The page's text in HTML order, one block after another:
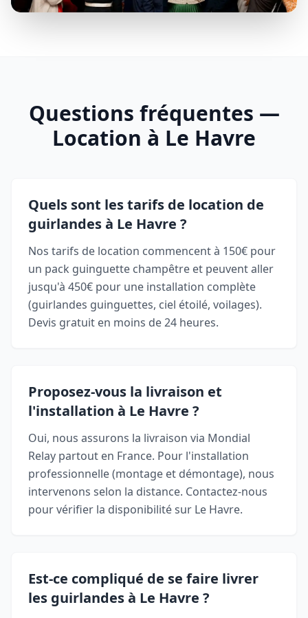
Questions fréquentes —
Location à Le Havre
Quels sont les tarifs de location de
guirlandes à Le Havre ?
Nos tarifs de location commencent à 150€ pour
un pack guinguette champêtre et peuvent aller
jusqu'à 450€ pour une installation complète
(guirlandes guinguettes, ciel étoilé, voilages).
Devis gratuit en moins de 24 heures.
Proposez-vous la livraison et
l'installation à Le Havre ?
Oui, nous assurons la livraison via Mondial
Relay partout en France. Pour l'installation
professionnelle (montage et démontage), nous
intervenons selon la distance. Contactez-nous
pour vérifier la disponibilité sur Le Havre.
Est-ce compliqué de se faire livrer
les guirlandes à Le Havre ?